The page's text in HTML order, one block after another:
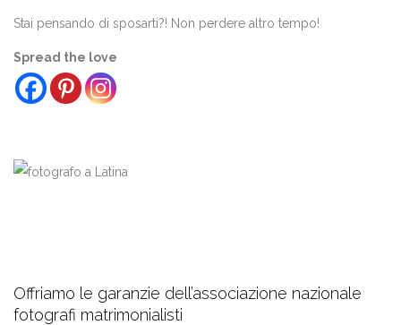
Stai pensando di sposarti?! Non perdere altro tempo!
Spread the love
Offriamo le garanzie dell’associazione nazionale
fotografi matrimonialisti